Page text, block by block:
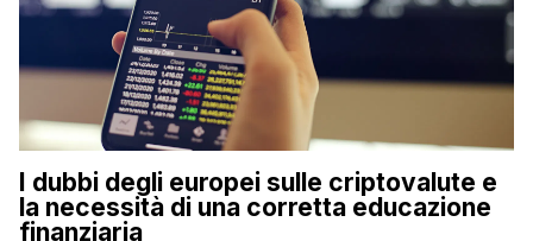
I dubbi degli europei sulle criptovalute e
la necessità di una corretta educazione
finanziaria